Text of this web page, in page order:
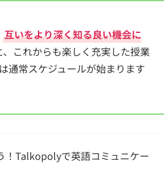
互いをより深く知る良い機会に
これからも楽しく充実した授業
通常スケジュールが始まります
！Talkopolyで英語コミュニケー